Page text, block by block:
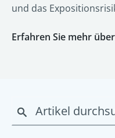
und das
Erfahren Sie mehr